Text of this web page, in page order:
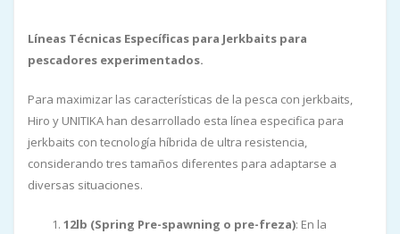
Líneas Técnicas Específicas para Jerkbaits para
pescadores experimentados.
Para maximizar las características de la pesca con jerkbaits,
Hiro y UNITIKA han desarrollado esta línea especifica para
jerkbaits con tecnología híbrida de ultra resistencia,
considerando tres tamaños diferentes para adaptarse a
diversas situaciones.
12lb (Spring Pre-spawning o pre-freza): En la